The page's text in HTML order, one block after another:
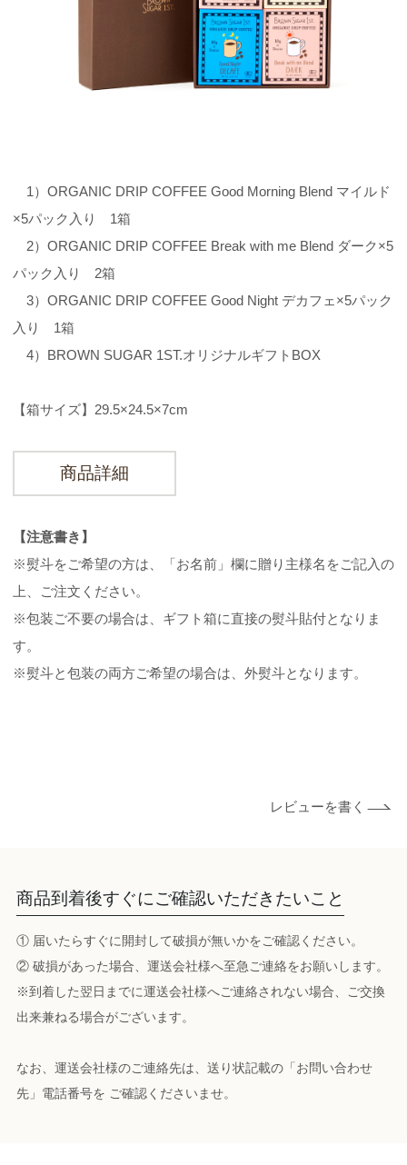
1）ORGANIC DRIP COFFEE Good Morning Blend マイルド
×5パック入り 1箱
2）ORGANIC DRIP COFFEE Break with me Blend ダーク×5
パック入り 2箱
3）ORGANIC DRIP COFFEE Good Night デカフェ×5パック
入り 1箱
4）BROWN SUGAR 1ST.オリジナルギフトBOX
【箱サイズ】29.5×24.5×7cm
商品詳細
【注意書き】
※熨斗をご希望の方は、「お名前」欄に贈り主様名をご記入の
上、ご注文ください。
※包装ご不要の場合は、ギフト箱に直接の熨斗貼付となりま
す。
※熨斗と包装の両方ご希望の場合は、外熨斗となります。
レビューを書く
商品到着後すぐにご確認いただきたいこと
① 届いたらすぐに開封して破損が無いかをご確認ください。
② 破損があった場合、運送会社様へ至急ご連絡をお願いします。
※到着した翌日までに運送会社様へご連絡されない場合、ご交換
出来兼ねる場合がございます。
なお、運送会社様のご連絡先は、送り状記載の「お問い合わせ
先」電話番号を ご確認くださいませ。